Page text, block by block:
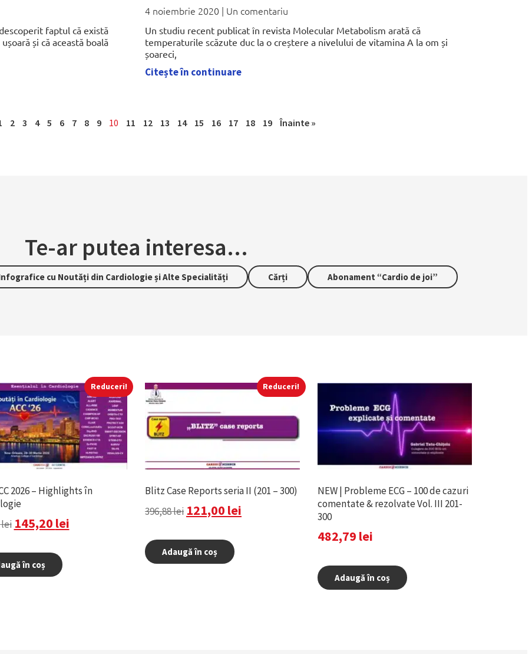
faptul că există
și că această boală
4 noiembrie 2020 Un comentariu
Un studiu recent publicat în revista Molecular Metabolism arată că
temperaturile scăzute duc la o creștere a nivelului de vitamina A la om și
șoareci,
Citește în continuare
2 3 4 5 6 7 8 9 10 11 12 13 14 15 16 17 18 19 Înainte »
Te-ar putea interesa...
cu Noutăți din Cardiologie și Alte Specialități Cărți Abonament “Cardio de joi”
Reduceri!
2026 – Highlights în
lei 145,20 lei
în coș
Reduceri!
Blitz Case Reports seria II (201 – 300)
396,88lei 121,00 lei
Adaugă în coș
NEW | Probleme ECG – 100 de cazuri
comentate & rezolvate Vol. III 201-
300
482,79 lei
Adaugă în coș